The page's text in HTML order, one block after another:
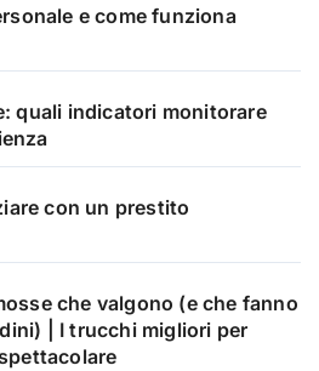
e come funziona
quali indicatori monitorare
con un prestito
che valgono (e che fanno
| I trucchi migliori per